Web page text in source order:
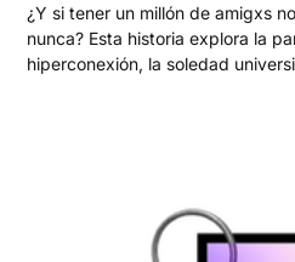
¿Y si tener un millón de amigxs
nunca? Esta historia explora la
hiperconexión, la soledad